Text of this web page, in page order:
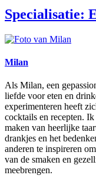
Specialisatie:
Milan
Als Milan, een
liefde voor eten en
experimenteren heeft
cocktails en recepten.
maken van heerlijke
drankjes en het
anderen te inspireren
van de smaken en
meebrengen.